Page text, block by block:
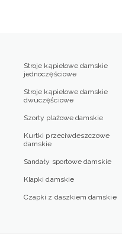
Stroje kąpielowe damskie
jednoczęściowe
Stroje kąpielowe damskie
dwuczęściowe
Szorty plażowe damskie
Kurtki przeciwdeszczowe
damskie
Sandały sportowe damskie
Klapki damskie
Czapki z daszkiem damskie